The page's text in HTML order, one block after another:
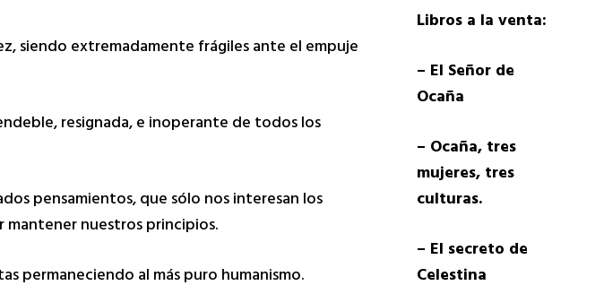
siendo extremadamente frágiles ante el empuje
resignada, e inoperante de todos los
pensamientos, que sólo nos interesan los
nuestros principios.
permaneciendo al más puro humanismo.
Libros a la venta:
– El Señor de
Ocaña
– Ocaña, tres
mujeres, tres
culturas.
– El secreto de
Celestina